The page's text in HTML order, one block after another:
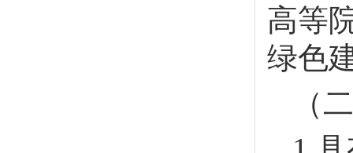
高等
绿色
（